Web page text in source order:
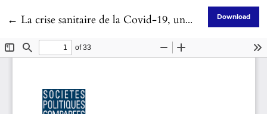
← Return to Article Details
La crise sanitaire de la Covid-19, une crise de la dette sociale ? Download